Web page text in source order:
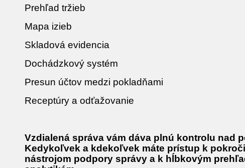
Prehľad tržieb
Mapa izieb
Skladová evidencia
Dochádzkový systém
Presun účtov medzi pokladňami
Receptúry a odťažovanie
Vzdialená správa vám dáva plnú kontrolu nad
Kedykoľvek a kdekoľvek máte prístup k
nástrojom podpory správy a k hĺbkovým